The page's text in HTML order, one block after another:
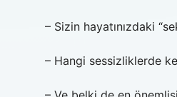
– Sizin hayatınızdaki
– Hangi sessizliklerde